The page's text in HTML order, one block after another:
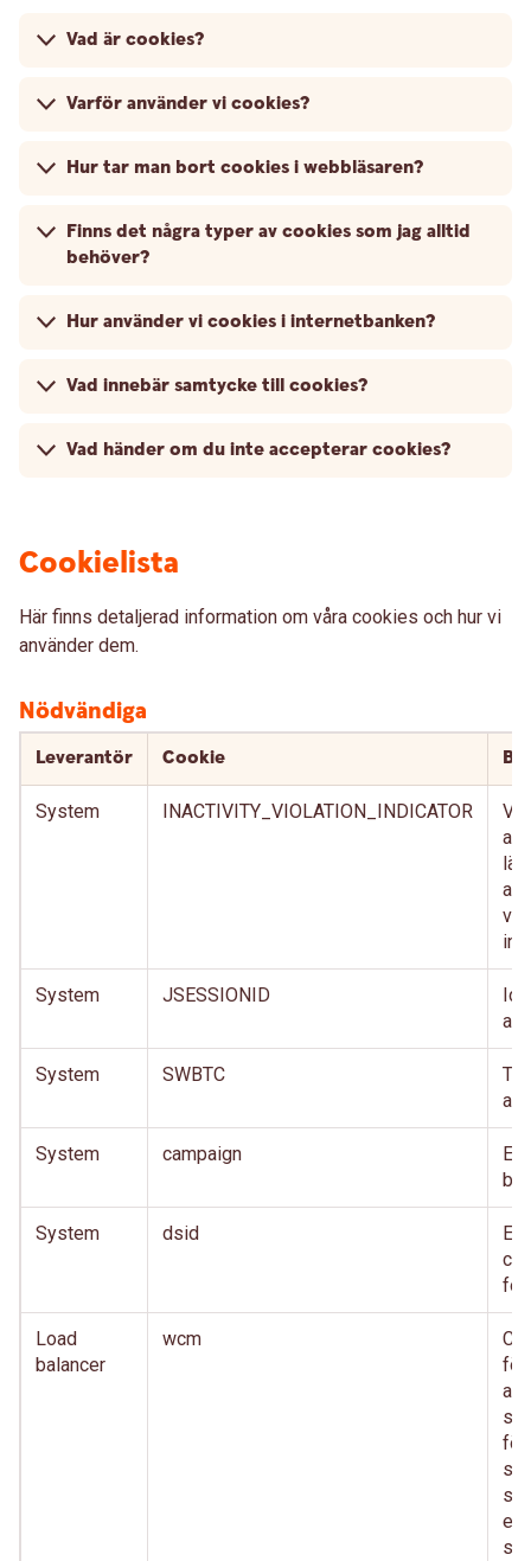
Vad är cookies?
Varför använder vi cookies?
Hur tar man bort cookies i webbläsaren?
Finns det några typer av cookies som jag alltid
behöver?
Hur använder vi cookies i internetbanken?
Vad innebär samtycke till cookies?
Vad händer om du inte accepterar cookies?
Cookielista
Här finns detaljerad information om våra cookies och hur vi
använder dem.
Nödvändiga
Leverantör Cookie
System INACTIVITY_VIOLATION_INDICATOR
att
System JSESSIONID
System SWBTC
System campaign
En
System dsid
En
Load
balancer
wcm
för